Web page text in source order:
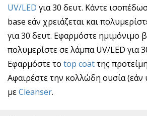
UV/LED για 30 δευτ. Κάντε
base εάν χρειάζεται και
για 30 δευτ. Εφαρμόστε ημιμόνιμο
πολυμερίστε σε λάμπα UV/LED για
Εφαρμόστε το top coatτης
Αφαιρέστε την κολλώδη ουσία (εάν
μεCleanser.